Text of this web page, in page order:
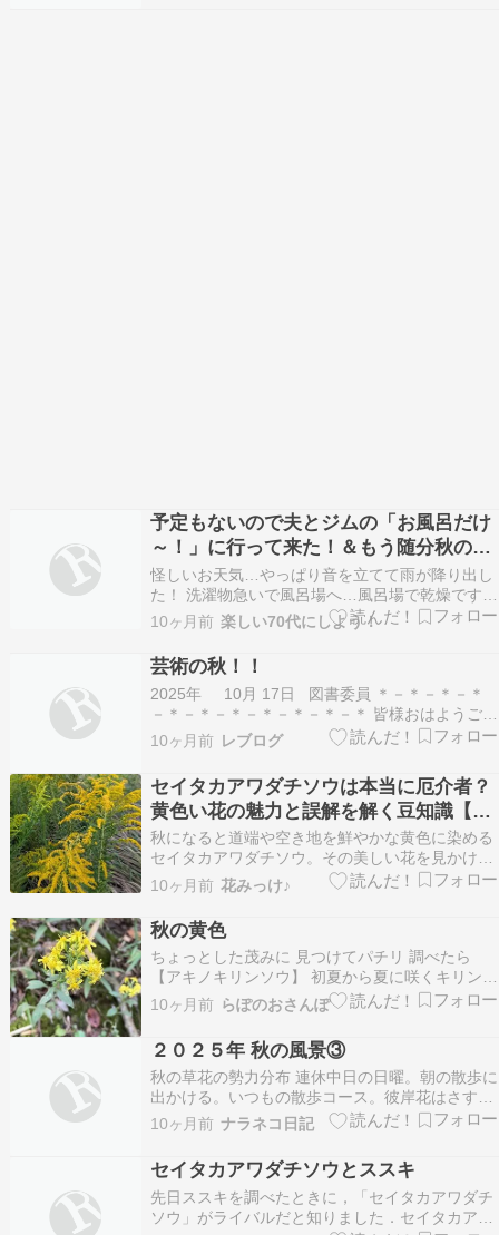
予定もないので夫とジムの「お風呂だけ
～！」に行って来た！＆もう随分秋の気
配広がっています
怪しいお天気…やっぱり音を立てて雨が降り出し
た！ 洗濯物急いで風呂場へ…風呂場で乾燥です
今日は予定も無いし… 夫は大谷選手のビデオばか
り見ているので「お風呂行こう！」と誘った！ 午
後2時過ぎに「お風呂だけ～」とジムへ やっぱり
広い湯舟は最高です…もう少し温度が高ければい
いのに…
10ヶ月前 楽しい70代にしよう！
芸術の秋！！
2025年 10月 17日 図書委員 ＊－＊－＊－＊
－＊－＊－＊－＊－＊－＊－＊ 皆様おはようござ
います。 秋なので、 瀬戸内国際芸術祭の秋会期
と 岡山国際芸術交流2025に行ってきました。 瀬
戸内国際は新作が少なかったものの、 綺麗な作品
も多く楽しめました。 1日目…
10ヶ月前 レブログ
セイタカアワダチソウは本当に厄介者？
黄色い花の魅力と誤解を解く豆知識【秋
の野草完全ガイド】
秋になると道端や空き地を鮮やかな黄色に染める
セイタカアワダチソウ。その美しい花を見かけた
ことがある方も多いのではないでしょうか。 しか
し、この植物には「花粉症の原因」「繁殖力が強
すぎる厄介者」といったネガティブなイメージ
[…]
10ヶ月前 花みっけ♪
秋の黄色
ちょっとした茂みに 見つけてパチリ 調べたら
【アキノキリンソウ】 初夏から夏に咲くキリンソ
ウに 秋、がついているんですねー こちらは【ヤ
マブキ】 花びら、何枚あるんだろう 【セイタカ
アワダチソウ】 街中の金木犀は満開です 人気ブ
ログランキングへ
10ヶ月前 らぽのおさんぽ
２０２５年 秋の風景③
秋の草花の勢力分布 連休中日の日曜。朝の散歩に
出かける。いつもの散歩コース。彼岸花はさすが
にもう色褪せているが、まだ花は残っている。い
つもの年ならすっかり枯れている時期だ。代わり
にフェンス際の朝顔の元気がいい。 アサガオ 空
き地がいつの間にか、ススキやセイタカアワダチ
ソウでいっぱ…
10ヶ月前 ナラネコ日記
セイタカアワダチソウとススキ
先日ススキを調べたときに，「セイタカアワダチ
ソウ」がライバルだと知りました．セイタカアワ